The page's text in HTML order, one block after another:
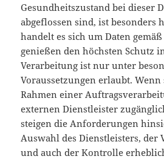
Gesundheitszustand bei dieser
abgeflossen sind, ist besonders
handelt es sich um Daten
genießen den höchsten Schutz
Verarbeitung ist nur unter
Voraussetzungen erlaubt. Wenn
Rahmen einer
externen Dienstleister
steigen die Anforderungen
Auswahl des Dienstleisters, der
und auch der Kontrolle